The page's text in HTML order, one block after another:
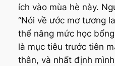
ích vào mùa hè này.
“Nói về ước mơ tương
thể nâng mức học
là mục tiêu trước tiên
thân, và nhất định